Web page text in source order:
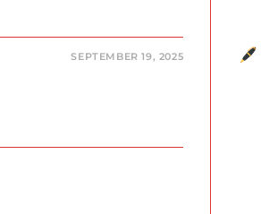
SEPTEMBER 19, 2025